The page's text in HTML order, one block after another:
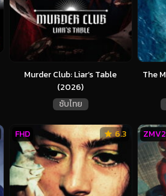
Murder Club: Liar’s Table
(2026)
ซับไทย
The
6.3
FHD ZMV2